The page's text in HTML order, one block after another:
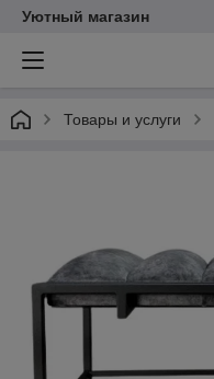
Уютный магазин
Товары и услуги